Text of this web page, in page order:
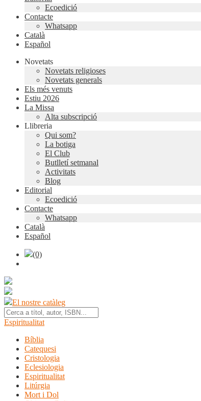
Ecoedició
Contacte
Whatsapp
Català
Español
Novetats
Novetats religioses
Novetats generals
Els més venuts
Estiu 2026
La Missa
Alta subscripció
Llibreria
Qui som?
La botiga
El Club
Butlletí setmanal
Activitats
Blog
Editorial
Ecoedició
Contacte
Whatsapp
Català
Español
(0)
El nostre catàleg
Espiritualitat
Bíblia
Catequesi
Cristologia
Eclesiologia
Espiritualitat
Litúrgia
Mort i Dol